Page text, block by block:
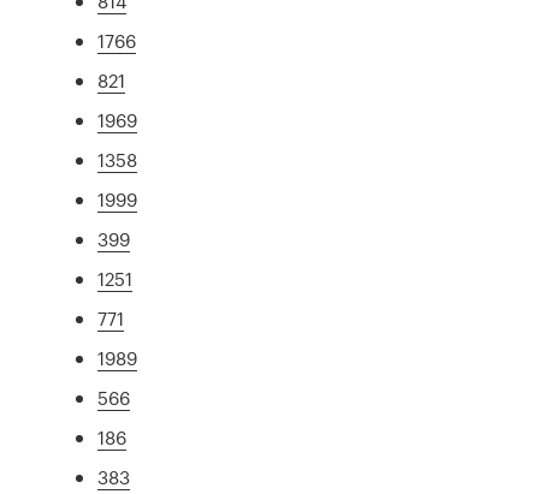
1766
821
1969
1358
1999
399
1251
771
1989
566
186
383